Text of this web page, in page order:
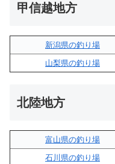
甲信越地方
新潟県の釣り場
山梨県の釣り場
北陸地方
富山県の釣り場
石川県の釣り場